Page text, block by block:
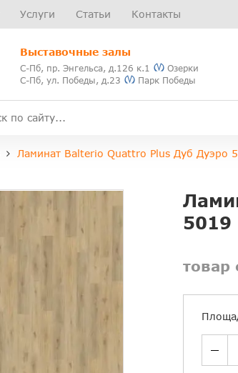
Услуги Статьи Контакты
Выставочные залы
С-Пб, пр. Энгельса, д.126 к.1
Озерки
С-Пб, ул. Победы, д.23
Парк Победы
Ламинат Balterio Quattro Plus Дуб Дуэро
5019
товар